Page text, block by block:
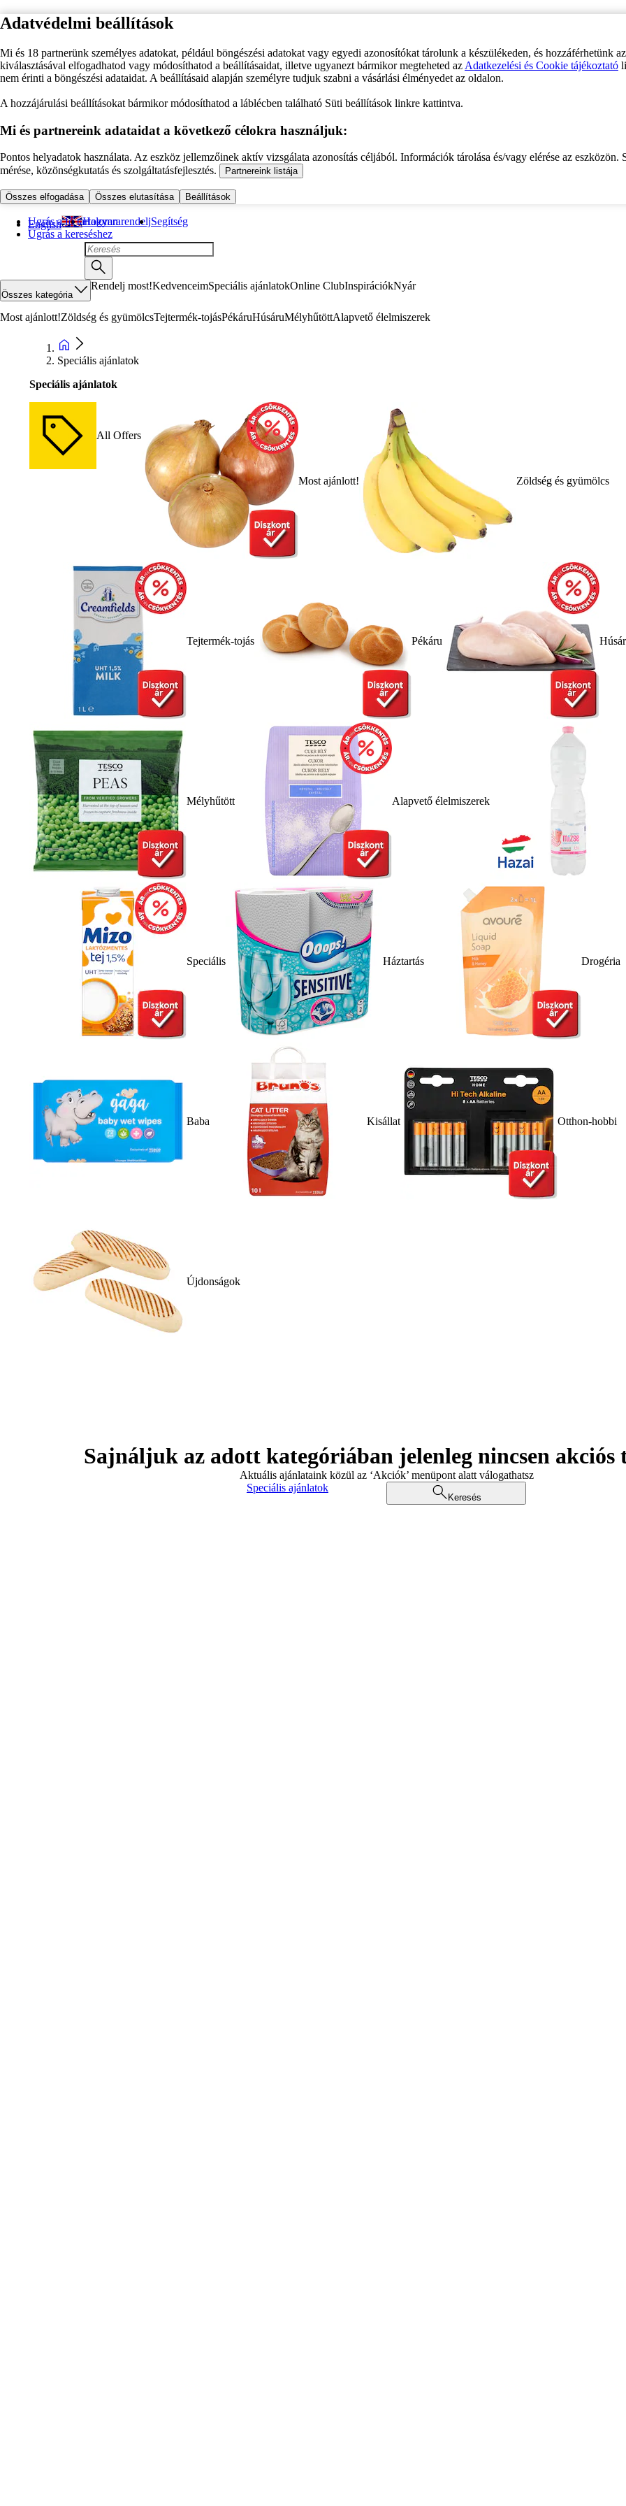
Adatvédelmi beállítások
Mi és 18 partnerünk személyes adatokat, például böngészési adatokat vagy egyedi azonosítókat tárolunk a készülékeden, és hozzáférhetünk
kiválasztásával elfogadhatod vagy módosíthatod a beállításaidat, illetve ugyanezt bármikor megteheted az Adatkezelési és Cookie tájékoztató
nem érinti a böngészési adataidat. A beállításaid alapján személyre tudjuk szabni a vásárlási élményedet az oldalon.
A hozzájárulási beállításokat bármikor módosíthatod a láblécben található Süti beállítások linkre kattintva.
Mi és partnereink adataidat a következő célokra használjuk:
Pontos helyadatok használata. Az eszköz jellemzőinek aktív vizsgálata azonosítás céljából. Információk tárolása és/vagy elérése az eszközön.
mérése, közönségkutatás és szolgáltatásfejlesztés.
Partnereink listája
Összes elfogadása Összes elutasítása Beállítások
Ugrás a fő tartalomra
Ugrás a kereséshez
English Hogyan rendeljSegítség
Összes kategória
Rendelj most!KedvenceimSpeciális ajánlatokOnline ClubInspirációkNyár
Most ajánlott!Zöldség és gyümölcsTejtermék-tojásPékáruHúsáruMélyhűtöttAlapvető élelmiszerek
Speciális ajánlatok
Speciális ajánlatok
All Offers
Most ajánlott! Zöldség és gyümölcs
Tejtermék-tojás Pékáru
Mélyhűtött Alapvető élelmiszerek
Speciális Háztartás Drogéria
Baba Kisállat Otthon-hobbi
Újdonságok
Sajnáljuk az adott kategóriában jelenleg nincsen akciós
Aktuális ajánlataink közül az ‘Akciók’ menüpont alatt válogathatsz
Speciális ajánlatok
Keresés